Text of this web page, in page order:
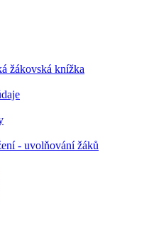
žákovská knížka
- uvolňování žáků